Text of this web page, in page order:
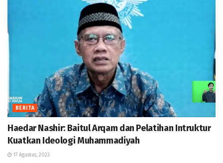
BERITA
Haedar Nashir: Baitul Arqam dan Pelatihan Intruktur
Kuatkan Ideologi Muhammadiyah
17 Agustus, 2023